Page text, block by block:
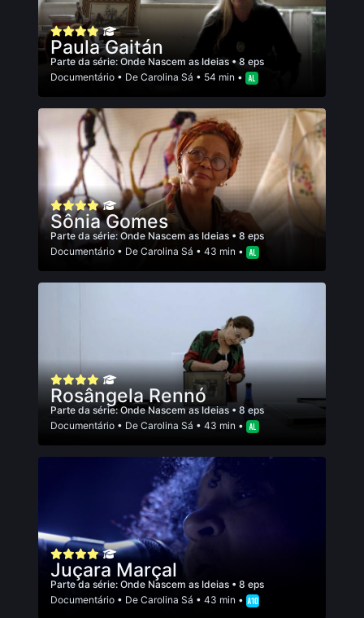
Paula Gaitán
Parte da série: Onde Nascem as Ideias • 8 eps
Documentário • De Carolina Sá • 54 min •
Sônia Gomes
Parte da série: Onde Nascem as Ideias • 8 eps
Documentário • De Carolina Sá • 43 min •
Rosângela Rennó
Parte da série: Onde Nascem as Ideias • 8 eps
Documentário • De Carolina Sá • 43 min •
Juçara Marçal
Parte da série: Onde Nascem as Ideias • 8 eps
Documentário • De Carolina Sá • 43 min •